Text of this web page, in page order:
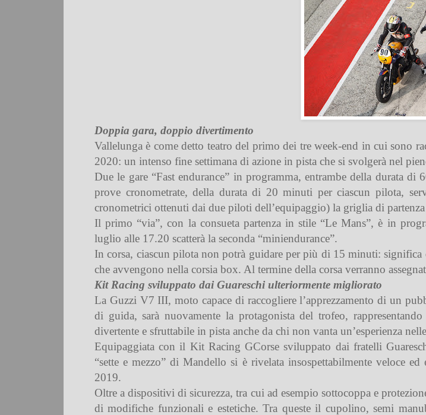
Doppia gara, doppio divertimento
Vallelunga è come detto teatro del primo dei tre week-end in cui sono
2020: un intenso fine settimana di azione in pista che si svolgerà nel
Due le gare “Fast endurance” in programma, entrambe della durata
prove cronometrate, della durata di 20 minuti per ciascun pilota,
cronometrici ottenuti dai due piloti dell’equipaggio) la griglia di
Il primo “via”, con la consueta partenza in stile “Le Mans”, è in
luglio alle 17.20 scatterà la seconda “miniendurance”.
In corsa, ciascun pilota non potrà guidare per più di 15 minuti:
che avvengono nella corsia box. Al termine della corsa verranno
Kit Racing sviluppato dai Guareschi ulteriormente migliorato
La Guzzi V7 III, moto capace di raccogliere l’apprezzamento di un
di guida, sarà nuovamente la protagonista del trofeo,
divertente e sfruttabile in pista anche da chi non vanta un’esperienza
Equipaggiata con il Kit Racing GCorse sviluppato dai fratelli
“sette e mezzo” di Mandello si è rivelata insospettabilmente veloce
2019.
Oltre a dispositivi di sicurezza, tra cui ad esempio sottocoppa e
di modifiche funzionali e estetiche. Tra queste il cupolino, semi